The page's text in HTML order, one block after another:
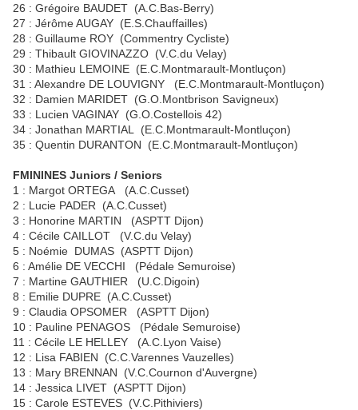
26 : Grégoire BAUDET (A.C.Bas-Berry)
27 : Jérôme AUGAY (E.S.Chauffailles)
28 : Guillaume ROY (Commentry Cycliste)
29 : Thibault GIOVINAZZO (V.C.du Velay)
30 : Mathieu LEMOINE (E.C.Montmarault-Montluçon)
31 : Alexandre DE LOUVIGNY (E.C.Montmarault-Montluçon)
32 : Damien MARIDET (G.O.Montbrison Savigneux)
33 : Lucien VAGINAY (G.O.Costellois 42)
34 : Jonathan MARTIAL (E.C.Montmarault-Montluçon)
35 : Quentin DURANTON (E.C.Montmarault-Montluçon)
FMININES Juniors / Seniors
1 : Margot ORTEGA (A.C.Cusset)
2 : Lucie PADER (A.C.Cusset)
3 : Honorine MARTIN (ASPTT Dijon)
4 : Cécile CAILLOT (V.C.du Velay)
5 : Noémie DUMAS (ASPTT Dijon)
6 : Amélie DE VECCHI (Pédale Semuroise)
7 : Martine GAUTHIER (U.C.Digoin)
8 : Emilie DUPRE (A.C.Cusset)
9 : Claudia OPSOMER (ASPTT Dijon)
10 : Pauline PENAGOS (Pédale Semuroise)
11 : Cécile LE HELLEY (A.C.Lyon Vaise)
12 : Lisa FABIEN (C.C.Varennes Vauzelles)
13 : Mary BRENNAN (V.C.Cournon d'Auvergne)
14 : Jessica LIVET (ASPTT Dijon)
15 : Carole ESTEVES (V.C.Pithiviers)